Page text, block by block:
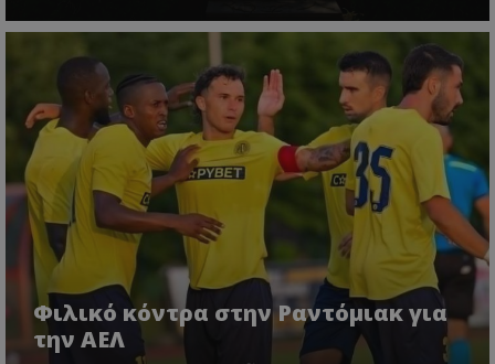
Φιλικό κόντρα στην Ραντόμιακ για
την ΑΕΛ